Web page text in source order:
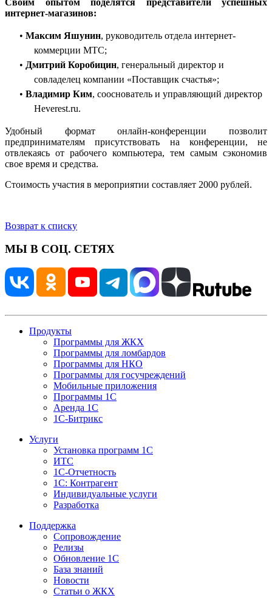
интернет-магазинов:
• Максим Яшунин, руководитель отдела интернет-
коммерции МТС;
• Дмитрий Коробицин, генеральный директор и
совладелец компании «Поставщик счастья»;
• Владимир Ким, сооснователь и управляющий директор
Heverest.ru.
Удобный формат онлайн-конференции позволит
предпринимателям присутствовать на конференции, не
отвлекаясь от рабочего компьютера, тем самым сэкономив
свое время и средства.
Стоимость участия в мероприятии составляет 2000 рублей.
Возврат к списку
МЫ В СОЦ. СЕТЯХ
Продукты
Программы для ЖКХ
Программы для ломбардов
Программы для НКО
Программы для госучреждений
Мобильные приложения
Программы 1С
Аренда 1С
1С-Битрикс
Услуги
Установка программ 1С
ИТС
1С-Отчетность
1С: Контрагент
Индивидуальные услуги
Разработка
Поддержка
Сопровождение
Релизы
Обновление 1С
База знаний
Новости
Статьи о ЖКХ